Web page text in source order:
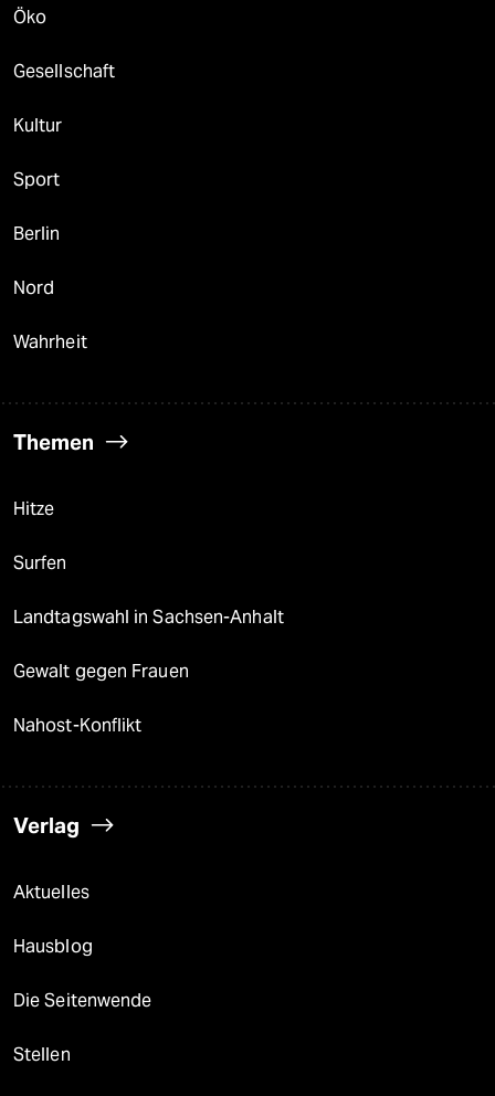
Öko
Gesellschaft
Kultur
Sport
Berlin
Nord
Wahrheit
Themen
Hitze
Surfen
Landtagswahl in Sachsen-Anhalt
Gewalt gegen Frauen
Nahost-Konflikt
Verlag
Aktuelles
Hausblog
Die Seitenwende
Stellen